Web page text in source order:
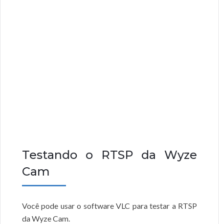
Testando o RTSP da Wyze
Cam
Você pode usar o software VLC para testar a RTSP
da Wyze Cam.